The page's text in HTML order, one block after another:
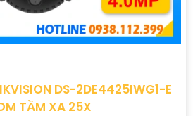
DS-2DE4425IWG1-E
TẦM XA 25X